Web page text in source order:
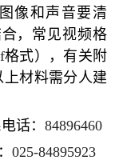
像和声音要清
，常见视频格
格式），有关附
材料需分人建
话： 84896460
025-84895923